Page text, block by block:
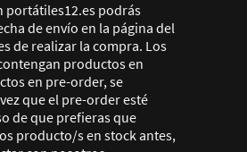
portátiles12.es podrás
de envío en la página del
de realizar la compra. Los
productos en
en pre-order, se
que el pre-order esté
de que prefieras que
producto/s en stock antes,